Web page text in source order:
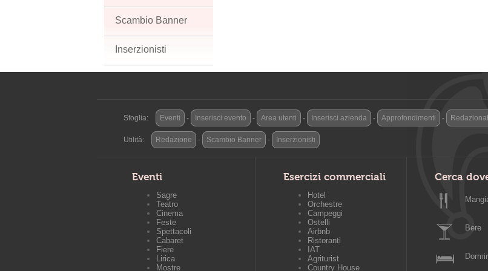
Scambio Banner
Inserzionisti
Sfoglia: Eventi - Inserisci evento - Area utenti - Inserisci azienda - Approfondimenti -
Utilità: Redazione - Scambio Banner - Inserzionisti
Eventi
Sagre
Teatro
Cinema
Feste
Spettacoli
Cabaret
Fiere
Lirica
Mostre
Esercizi commerciali
Hotel
Orchestre
Campeggi
Ostelli
Airbnb
Ristoranti
IAT
Agriturist
Country House
Cerca
Bere